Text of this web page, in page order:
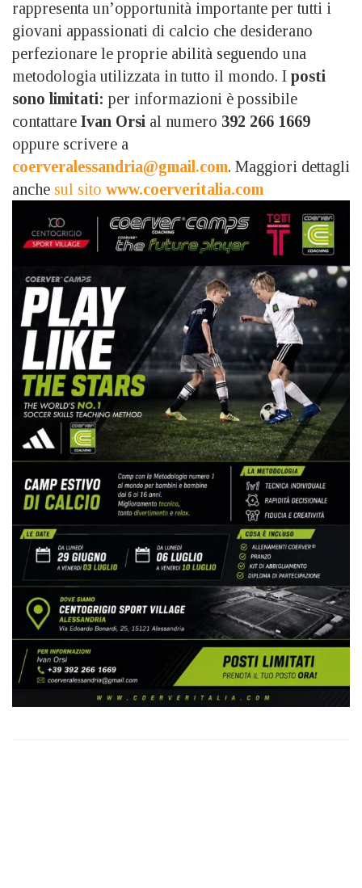
rappresenta un’opportunità importante per tutti i
giovani appassionati di calcio che desiderano
perfezionare le proprie abilità seguendo una
metodologia utilizzata in tutto il mondo. I posti
sono limitati: per informazioni è possibile
contattare Ivan Orsi al numero 392 266 1669
oppure scrivere a
coerveralessandria@gmail.com. Maggiori dettagli
anche sul sito www.coerveritalia.com